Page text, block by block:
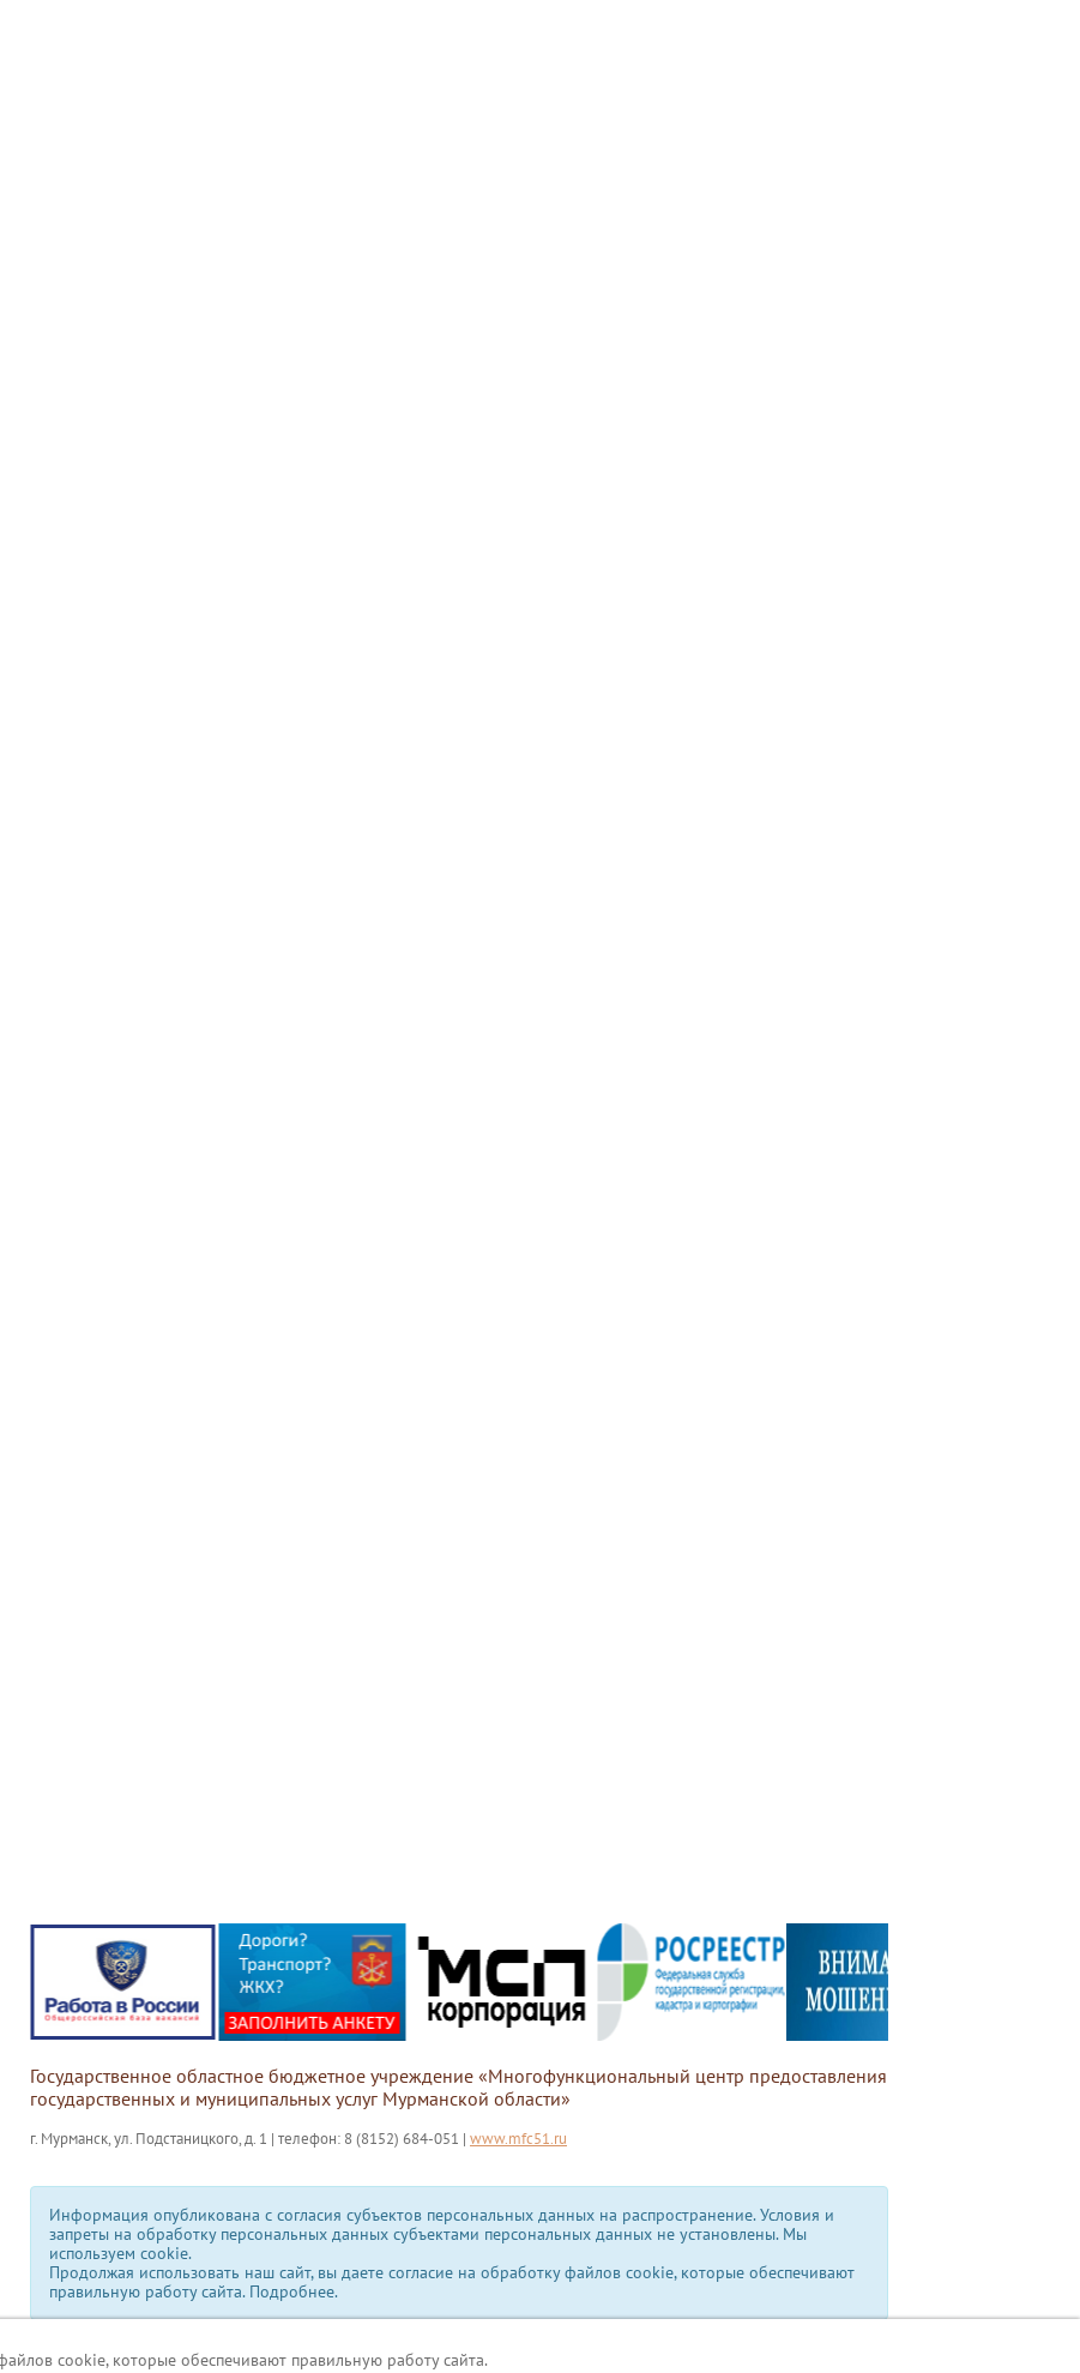
Государственное областное бюджетное учреждение «Многофункциональный центр предоставления
государственных и муниципальных услуг Мурманской области»
г. Мурманск, ул. Подстаницкого, д. 1 | телефон: 8 (8152) 684-051 | www.mfc51.ru
Информация опубликована с согласия субъектов персональных данных на распространение. Условия и
запреты на обработку персональных данных субъектами персональных данных не установлены. Мы
используем сookie.
Продолжая использовать наш сайт, вы даете согласие на обработку файлов cookie, которые обеспечивают
правильную работу сайта. Подробнее.
cookie, которые обеспечивают правильную работу сайта.